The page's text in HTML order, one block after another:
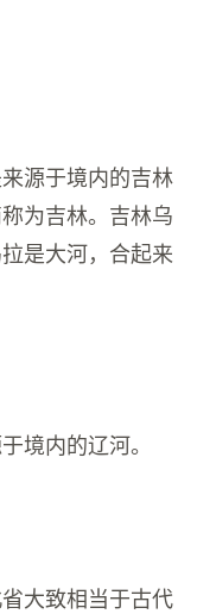
源于境内的吉林
为吉林。吉林乌
是大河，合起来
境内的辽河。
大致相当于古代